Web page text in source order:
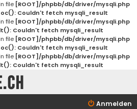
file [ROOT]/phpbb/db/driver/mysqli.php
Couldn't fetch mysqli_result
file [ROOT]/phpbb/db/driver/mysqli.php
Couldn't fetch mysqli_result
file [ROOT]/phpbb/db/driver/mysqli.php
Couldn't fetch mysqli_result
file [ROOT]/phpbb/db/driver/mysqli.php
Couldn't fetch mysqli_result
Anmelden